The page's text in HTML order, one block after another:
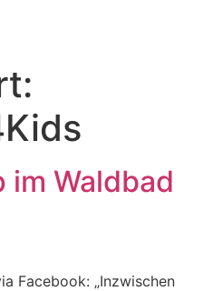
im Waldbad
Facebook: „Inzwischen